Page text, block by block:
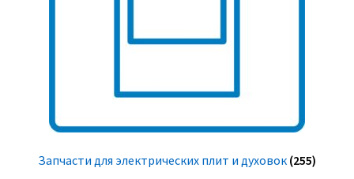
Запчасти для электрических плит и духовок (255)